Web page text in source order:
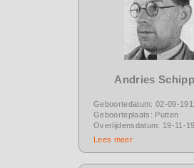
Andries
Geboortedatum: 02-09-
Geboorteplaats: Putten
Overlijdensdatum: 19-11-
Lees meer